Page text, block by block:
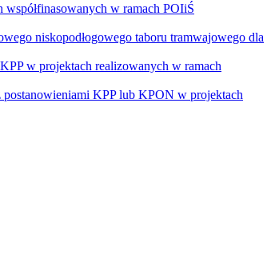
w ramach POIiŚ
niskopodłogowego taboru tramwajowego dla
w projektach realizowanych w ramach
postanowieniami KPP lub KPON w projektach